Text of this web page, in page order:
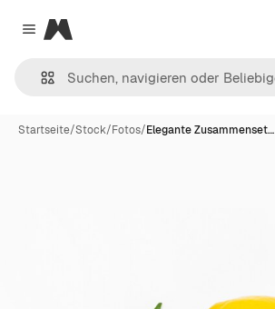
Close menu
Magnific
Startseite/Stock/Fotos/Elegante Zusammenset…